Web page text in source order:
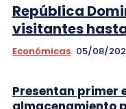
República
visitantes
Económicas 05/08/
Presentan primer